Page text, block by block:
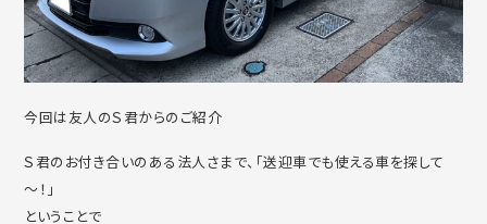
今回は友人のＳ君からのご紹介
Ｓ君のお付き合いのある法人さまで、「送迎車でも使える車を探して
～！」
ということで